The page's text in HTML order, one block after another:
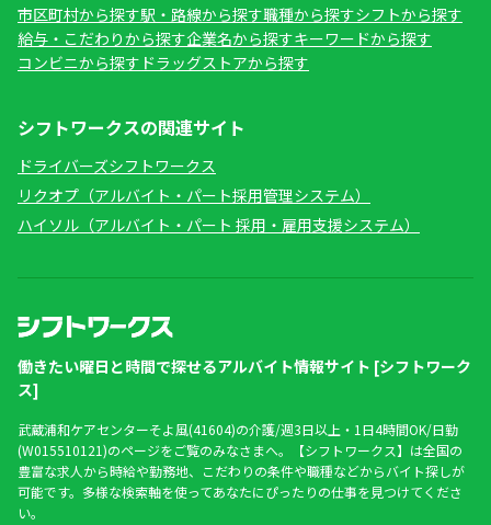
市区町村から探す駅・路線から探す職種から探すシフトから探す
給与・こだわりから探す企業名から探すキーワードから探す
コンビニから探す ドラッグストアから探す
シフトワークスの関連サイト
ドライバーズシフトワークス
リクオプ（アルバイト・パート採用管理システム）
ハイソル（アルバイト・パート 採用・雇用支援システム）
働きたい曜日と時間で探せるアルバイト情報サイト [シフトワーク
ス]
武蔵浦和ケアセンターそよ風(41604)の介護/週3日以上・1日4時間OK/日勤
(W015510121)のページをご覧のみなさまへ。【シフトワークス】は全国の
豊富な求人から時給や勤務地、こだわりの条件や職種などからバイト探しが
可能です。多様な検索軸を使ってあなたにぴったりの仕事を見つけてくださ
い。